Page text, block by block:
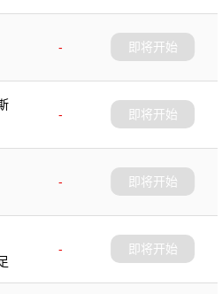
-
即将开始
-
即将开始
-
即将开始
-
即将开始